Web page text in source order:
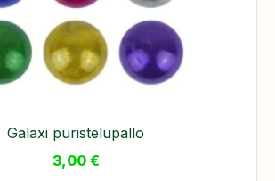
Galaxi puristelupallo
3,00 €